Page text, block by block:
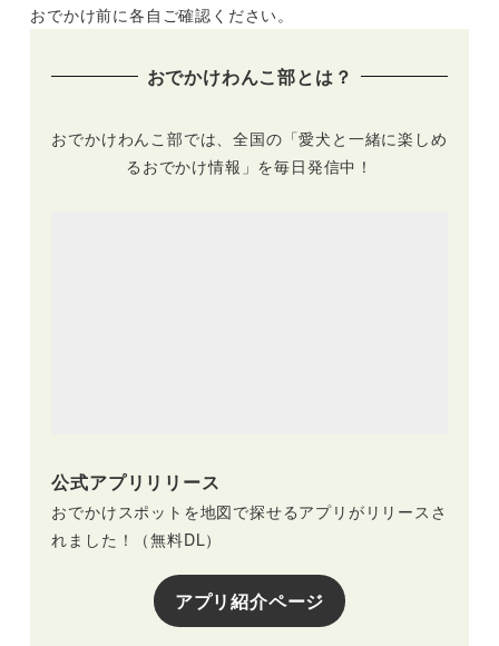
おでかけ前に各自ご確認ください。
おでかけわんこ部とは？
おでかけわんこ部では、全国の「愛犬と一緒に楽しめ
るおでかけ情報」を毎日発信中！
公式アプリリリース
おでかけスポットを地図で探せるアプリがリリースさ
れました！（無料DL）
アプリ紹介ページ